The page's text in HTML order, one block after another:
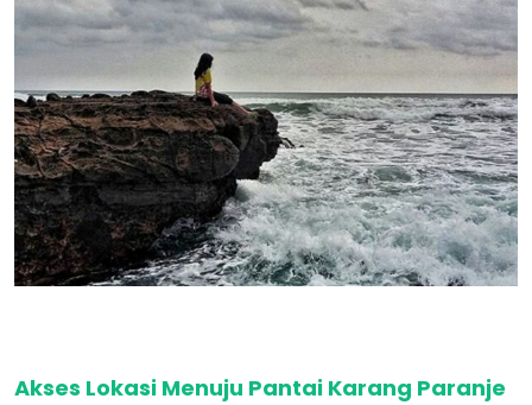
Akses Lokasi Menuju Pantai Karang Paranje